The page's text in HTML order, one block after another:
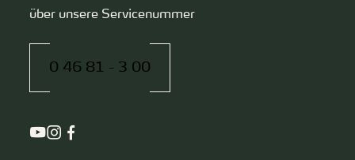
über unsere Servicenummer
0 46 81 - 3 00